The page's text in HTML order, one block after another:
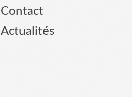
Contact
Actualités